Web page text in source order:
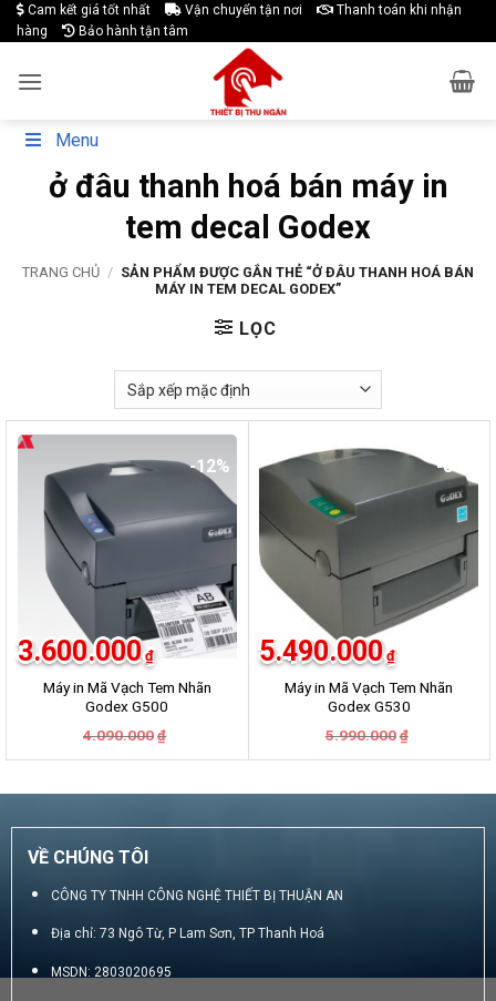
Skip
to
Cam kết giá tốt nhất Vận chuyển tận nơi
Thanh toán khi nhận
hàng
Bảo hành tận tâm
Menu
ở đâu thanh hoá bán máy in
tem decal Godex
TRANG CHỦ / SẢN PHẨM ĐƯỢC GẮN THẺ “Ở ĐÂU THANH HOÁ BÁN
MÁY IN TEM DECAL GODEX”
LỌC
-12%
Máy in Mã Vạch Tem Nhãn
Godex G500
4.090.000 ₫
là:
3.600.000 ₫
tại
3.600.000₫.
-8%
Máy in Mã Vạch Tem Nhãn
Godex G530
5.990.000 ₫
là:
5.490.000 ₫
tại
5.490.000₫.
VỀ CHÚNG TÔI
CÔNG TY TNHH CÔNG NGHỆ THIẾT BỊ THUẬN AN
Địa chỉ: 73 Ngô Từ, P Lam Sơn, TP Thanh Hoá
MSDN: 2803020695